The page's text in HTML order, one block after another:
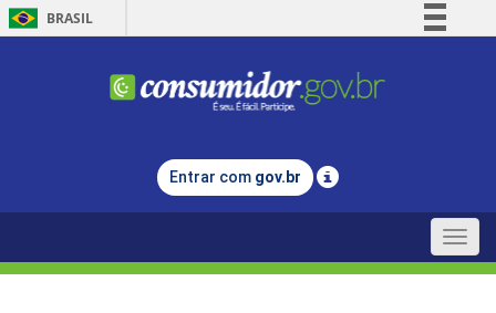
BRASIL
Comunica BR
Legislação
Entrar com gov.br
Toggle